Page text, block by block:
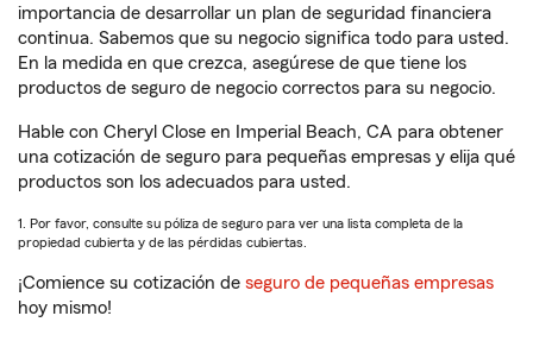
importancia de desarrollar un plan de seguridad financiera
continua. Sabemos que su negocio significa todo para usted.
En la medida en que crezca, asegúrese de que tiene los
productos de seguro de negocio correctos para su negocio.
Hable con Cheryl Close en Imperial Beach, CA para obtener
una cotización de seguro para pequeñas empresas y elija qué
productos son los adecuados para usted.
1. Por favor, consulte su póliza de seguro para ver una lista completa de la
propiedad cubierta y de las pérdidas cubiertas.
¡Comience su cotización de seguro de pequeñas empresas
hoy mismo!